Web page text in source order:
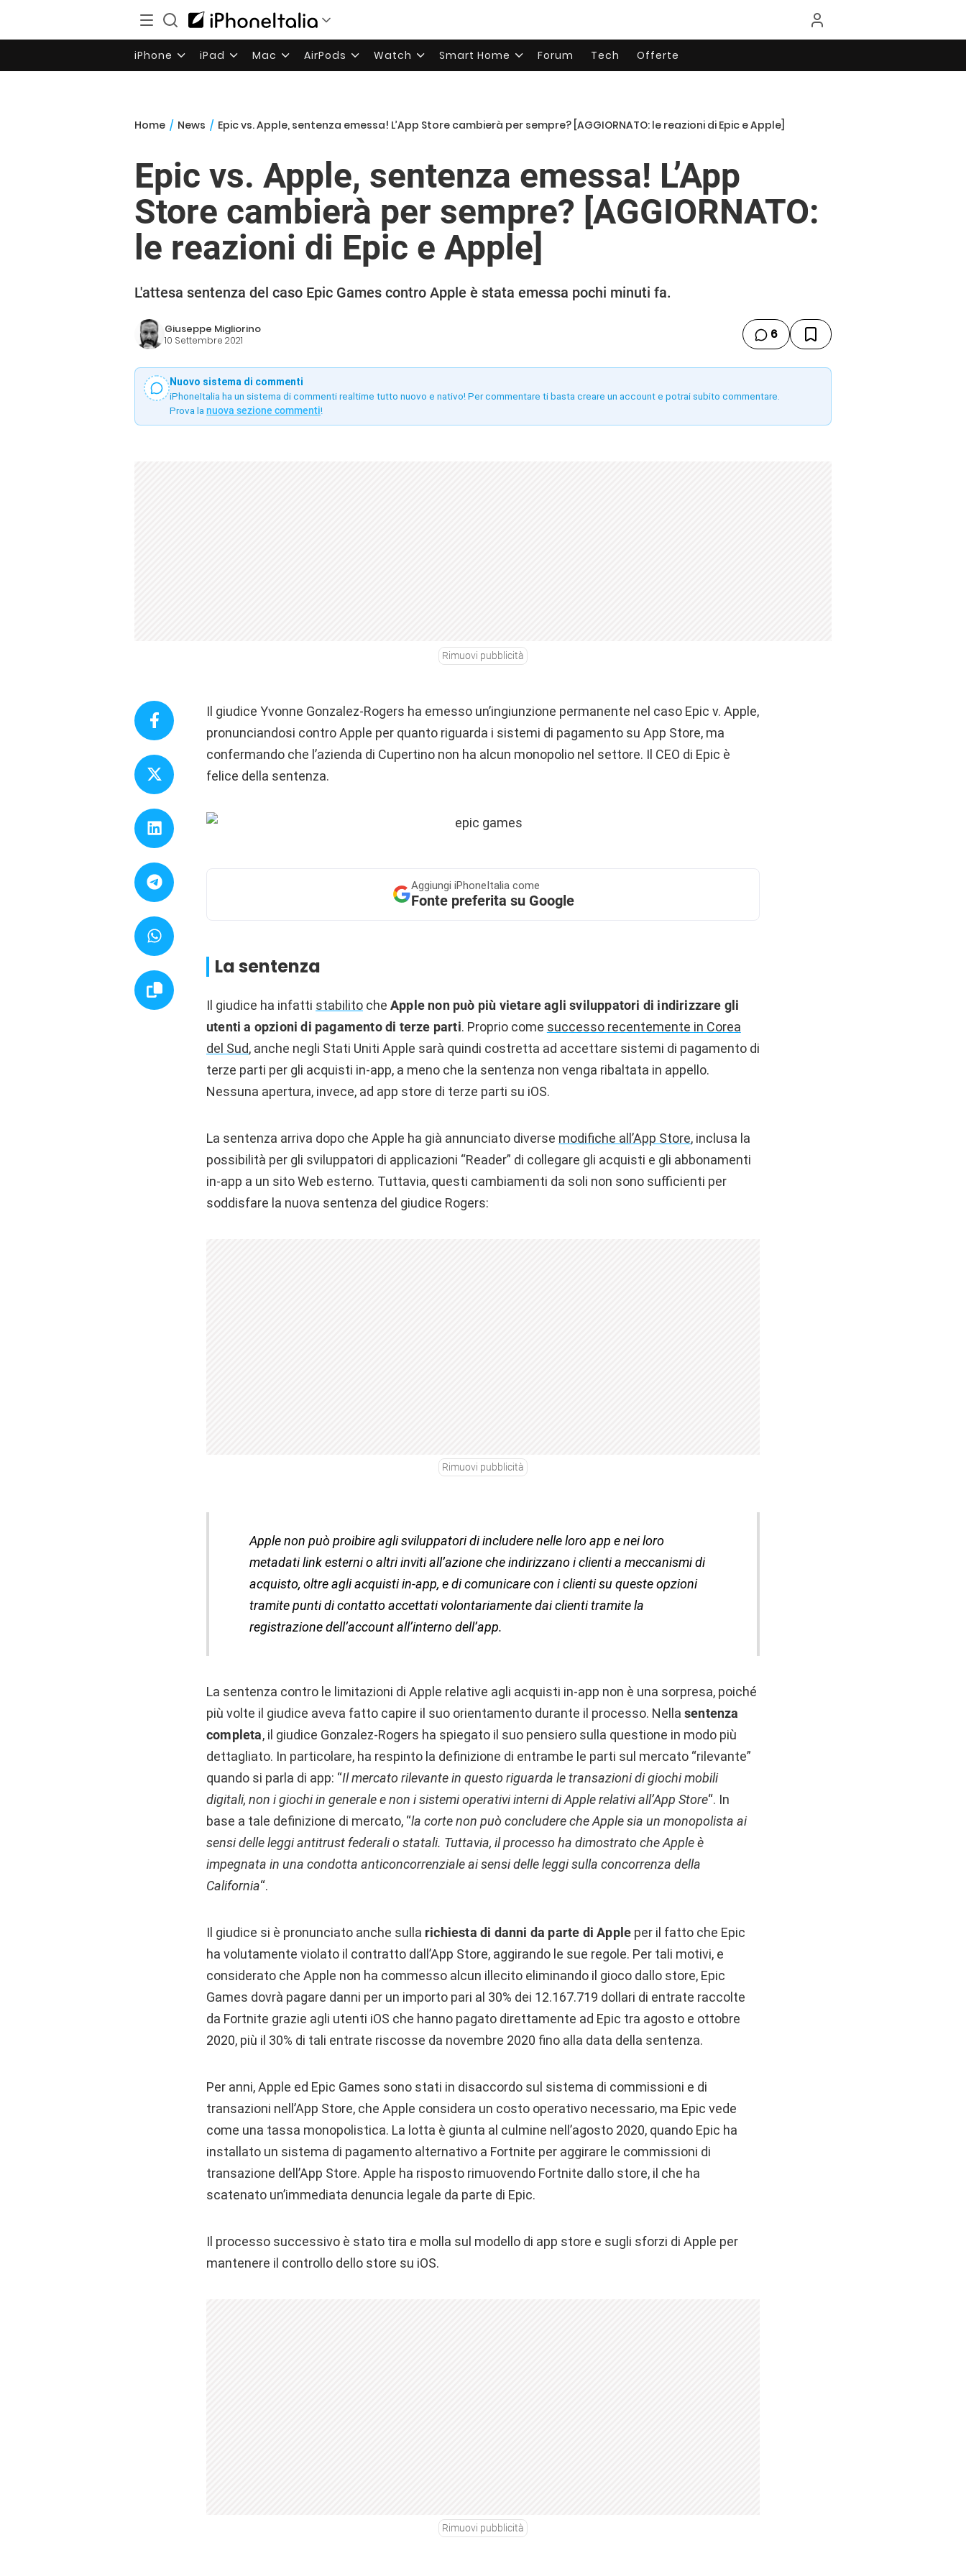
iPhone iPad Mac AirPods Watch Smart Home Forum Tech Offerte
Home / News / Epic vs. Apple, sentenza emessa! L’App Store cambierà per sempre? [AGGIORNATO: le reazioni di Epic e Apple]
Epic vs. Apple, sentenza emessa! L’App
Store cambierà per sempre? [AGGIORNATO:
le reazioni di Epic e Apple]
L'attesa sentenza del caso Epic Games contro Apple è stata emessa pochi minuti fa.
Giuseppe Migliorino
10 Settembre 2021 6
Nuovo sistema di commenti
iPhoneItalia ha un sistema di commenti realtime tutto nuovo e nativo! Per commentare ti basta creare un account e potrai subito commentare.
Prova la nuova sezione commenti!
Rimuovi pubblicità
Il giudice Yvonne Gonzalez-Rogers ha emesso un’ingiunzione permanente nel caso Epic v. Apple,
pronunciandosi contro Apple per quanto riguarda i sistemi di pagamento su App Store, ma
confermando che l’azienda di Cupertino non ha alcun monopolio nel settore. Il CEO di Epic è
felice della sentenza.
Aggiungi iPhoneItalia come
Fonte preferita su Google
La sentenza
Il giudice ha infatti stabilito che Apple non può più vietare agli sviluppatori di indirizzare gli
utenti a opzioni di pagamento di terze parti. Proprio come successo recentemente in Corea
del Sud, anche negli Stati Uniti Apple sarà quindi costretta ad accettare sistemi di pagamento di
terze parti per gli acquisti in-app, a meno che la sentenza non venga ribaltata in appello.
Nessuna apertura, invece, ad app store di terze parti su iOS.
La sentenza arriva dopo che Apple ha già annunciato diverse modifiche all’App Store, inclusa la
possibilità per gli sviluppatori di applicazioni “Reader” di collegare gli acquisti e gli abbonamenti
in-app a un sito Web esterno. Tuttavia, questi cambiamenti da soli non sono sufficienti per
soddisfare la nuova sentenza del giudice Rogers:
Rimuovi pubblicità
Apple non può proibire agli sviluppatori di includere nelle loro app e nei loro
metadati link esterni o altri inviti all’azione che indirizzano i clienti a meccanismi di
acquisto, oltre agli acquisti in-app, e di comunicare con i clienti su queste opzioni
tramite punti di contatto accettati volontariamente dai clienti tramite la
registrazione dell’account all’interno dell’app.
La sentenza contro le limitazioni di Apple relative agli acquisti in-app non è una sorpresa, poiché
più volte il giudice aveva fatto capire il suo orientamento durante il processo. Nella sentenza
completa, il giudice Gonzalez-Rogers ha spiegato il suo pensiero sulla questione in modo più
dettagliato. In particolare, ha respinto la definizione di entrambe le parti sul mercato “rilevante”
quando si parla di app: “Il mercato rilevante in questo riguarda le transazioni di giochi mobili
digitali, non i giochi in generale e non i sistemi operativi interni di Apple relativi all’App Store“. In
base a tale definizione di mercato, “la corte non può concludere che Apple sia un monopolista ai
sensi delle leggi antitrust federali o statali. Tuttavia, il processo ha dimostrato che Apple è
impegnata in una condotta anticoncorrenziale ai sensi delle leggi sulla concorrenza della
California“.
Il giudice si è pronunciato anche sulla richiesta di danni da parte di Apple per il fatto che Epic
ha volutamente violato il contratto dall’App Store, aggirando le sue regole. Per tali motivi, e
considerato che Apple non ha commesso alcun illecito eliminando il gioco dallo store, Epic
Games dovrà pagare danni per un importo pari al 30% dei 12.167.719 dollari di entrate raccolte
da Fortnite grazie agli utenti iOS che hanno pagato direttamente ad Epic tra agosto e ottobre
2020, più il 30% di tali entrate riscosse da novembre 2020 fino alla data della sentenza.
Per anni, Apple ed Epic Games sono stati in disaccordo sul sistema di commissioni e di
transazioni nell’App Store, che Apple considera un costo operativo necessario, ma Epic vede
come una tassa monopolistica. La lotta è giunta al culmine nell’agosto 2020, quando Epic ha
installato un sistema di pagamento alternativo a Fortnite per aggirare le commissioni di
transazione dell’App Store. Apple ha risposto rimuovendo Fortnite dallo store, il che ha
scatenato un’immediata denuncia legale da parte di Epic.
Il processo successivo è stato tira e molla sul modello di app store e sugli sforzi di Apple per
mantenere il controllo dello store su iOS.
Rimuovi pubblicità